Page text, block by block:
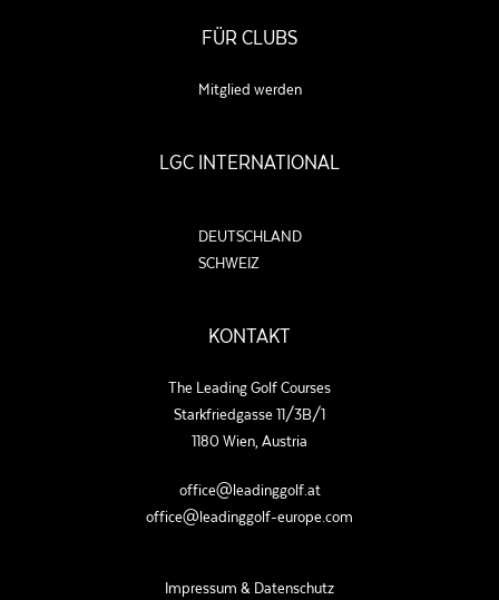
FÜR CLUBS
Mitglied werden
LGC INTERNATIONAL
DEUTSCHLAND
SCHWEIZ
KONTAKT
The Leading Golf Courses
Starkfriedgasse 11/3B/1
1180 Wien, Austria
office@leadinggolf.at
office@leadinggolf-europe.com
Impressum & Datenschutz